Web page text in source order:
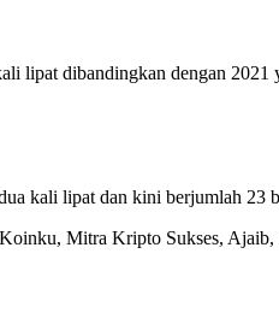
lipat dibandingkan dengan 2021
kali lipat dan kini berjumlah 23
Koinku, Mitra Kripto Sukses,